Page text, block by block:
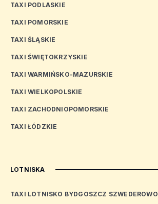
TAXI PODLASKIE
TAXI POMORSKIE
TAXI ŚLĄSKIE
TAXI ŚWIĘTOKRZYSKIE
TAXI WARMIŃSKO-MAZURSKIE
TAXI WIELKOPOLSKIE
TAXI ZACHODNIOPOMORSKIE
TAXI ŁÓDZKIE
LOTNISKA
TAXI LOTNISKO BYDGOSZCZ SZWEDEROWO